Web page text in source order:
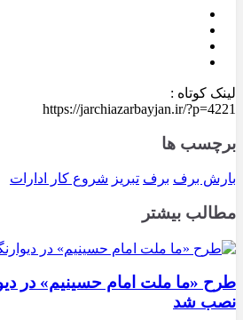
لینک کوتاه :
https://jarchiazarbayjan.ir/?p=4221
برچسب ها
بارش برف برف تبریز شروع کار ادارات
مطالب بیشتر
طرح «ما ملت امام حسینیم» در
نصب شد